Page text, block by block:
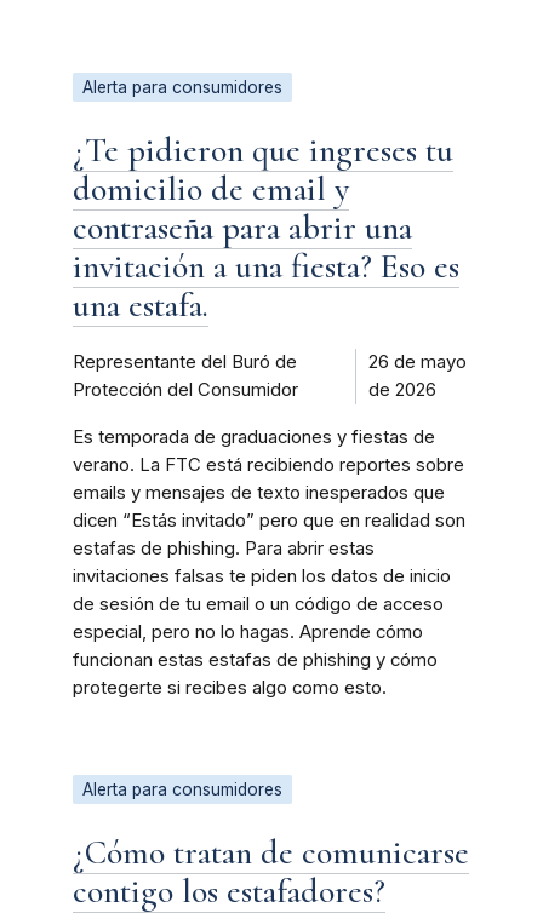
Alerta para consumidores
¿Te pidieron que ingreses tu
domicilio de email y
contraseña para abrir una
invitación a una fiesta? Eso es
una estafa.
Representante del Buró de
Protección del Consumidor
26 de mayo
de 2026
Es temporada de graduaciones y fiestas de
verano. La FTC está recibiendo reportes sobre
emails y mensajes de texto inesperados que
dicen “Estás invitado” pero que en realidad son
estafas de phishing. Para abrir estas
invitaciones falsas te piden los datos de inicio
de sesión de tu email o un código de acceso
especial, pero no lo hagas. Aprende cómo
funcionan estas estafas de phishing y cómo
protegerte si recibes algo como esto.
Alerta para consumidores
¿Cómo tratan de comunicarse
contigo los estafadores?